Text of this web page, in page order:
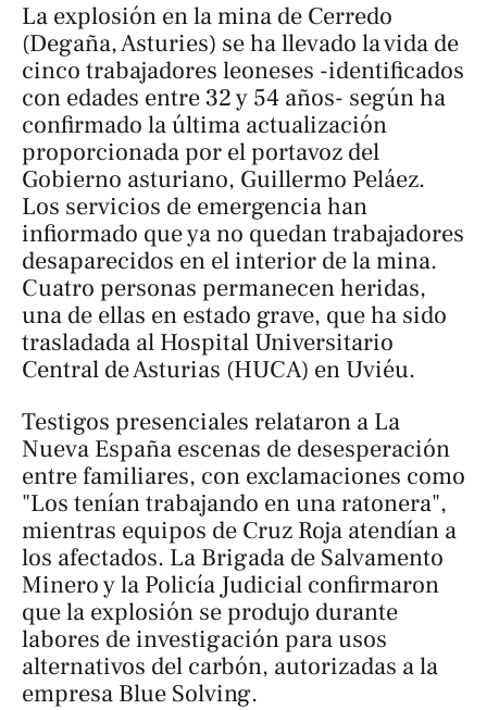
La explosión en la mina de Cerredo
(Degaña, Asturies) se ha llevado la vida de
cinco trabajadores leoneses -identificados
con edades entre 32 y 54 años- según ha
confirmado la última actualización
proporcionada por el portavoz del
Gobierno asturiano, Guillermo Peláez.
Los servicios de emergencia han
infiormado que ya no quedan trabajadores
desaparecidos en el interior de la mina.
Cuatro personas permanecen heridas,
una de ellas en estado grave, que ha sido
trasladada al Hospital Universitario
Central de Asturias (HUCA) en Uviéu.
Testigos presenciales relataron a La
Nueva España escenas de desesperación
entre familiares, con exclamaciones como
"Los tenían trabajando en una ratonera",
mientras equipos de Cruz Roja atendían a
los afectados. La Brigada de Salvamento
Minero y la Policía Judicial confirmaron
que la explosión se produjo durante
labores de investigación para usos
alternativos del carbón, autorizadas a la
empresa Blue Solving.